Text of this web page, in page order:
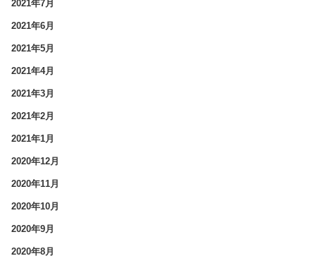
2021年7月
2021年6月
2021年5月
2021年4月
2021年3月
2021年2月
2021年1月
2020年12月
2020年11月
2020年10月
2020年9月
2020年8月